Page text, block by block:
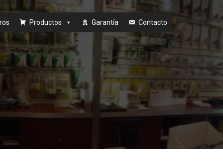
Productos Garantía Contacto